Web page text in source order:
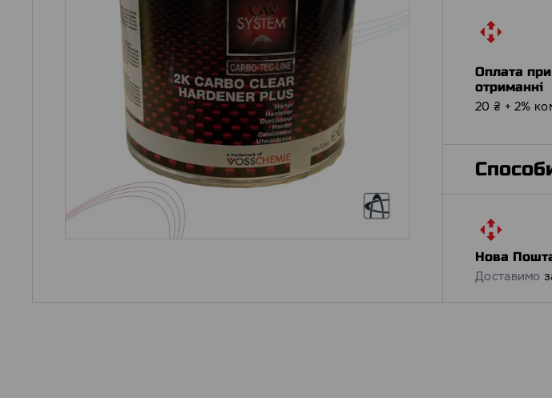
Оплата при
отриманні
20 ₴ + 2%
Нова
Доставимо